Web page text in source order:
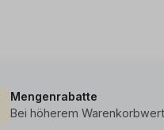
Mengenrabatte
Bei höherem Warenkorbwert